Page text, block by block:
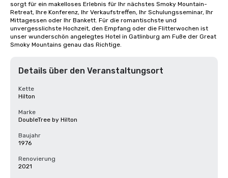
sorgt für ein makelloses Erlebnis für Ihr nächstes Smoky Mountain-
Retreat, Ihre Konferenz, Ihr Verkaufstreffen, Ihr Schulungsseminar, Ihr
Mittagessen oder Ihr Bankett. Für die romantischste und
unvergesslichste Hochzeit, den Empfang oder die Flitterwochen ist
unser wunderschön angelegtes Hotel in Gatlinburg am Fuße der Great
Smoky Mountains genau das Richtige.
Details über den Veranstaltungsort
Kette
Hilton
Marke
DoubleTree by Hilton
Baujahr
1976
Renovierung
2021